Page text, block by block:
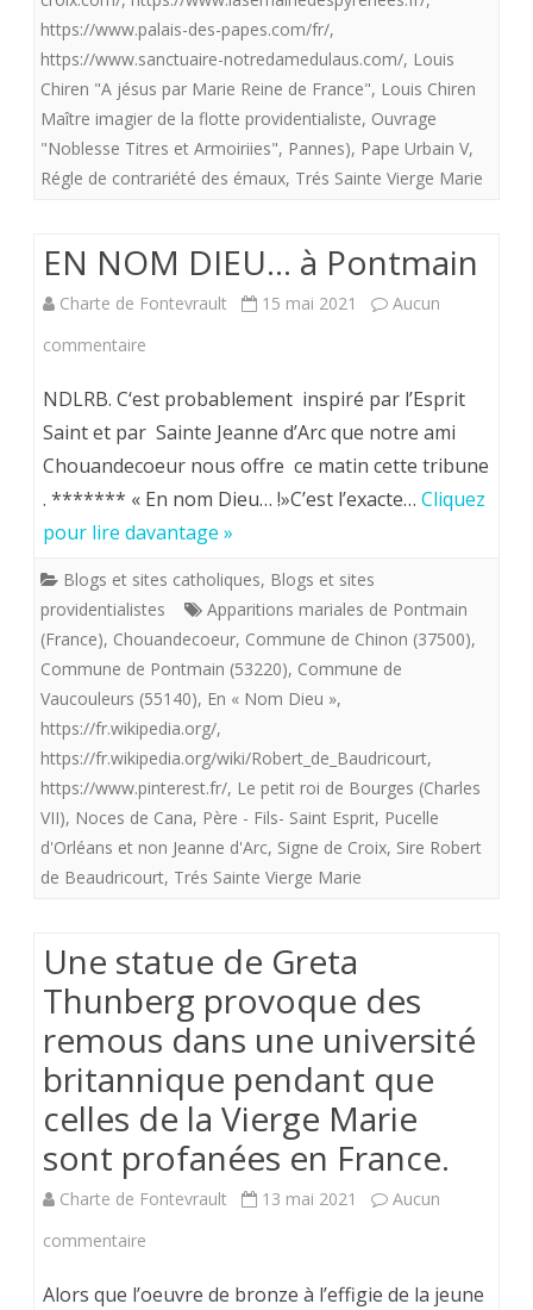
Reine
de
France “
https://www.palais-des-papes.com/fr/,
https://www.sanctuaire-notredamedulaus.com/, Louis
Chiren "A jésus par Marie Reine de France", Louis Chiren
Maître imagier de la flotte providentialiste, Ouvrage
"Noblesse Titres et Armoiriies", Pannes), Pape Urbain V,
Régle de contrariété des émaux, Trés Sainte Vierge Marie
EN NOM DIEU… à Pontmain
Charte de Fontevrault 15 mai 2021
Aucun
commentaire
NOM
DIEU…
à
NDLRB. C‘est probablement inspiré par l’Esprit
Saint et par Sainte Jeanne d’Arc que notre ami
Chouandecoeur nous offre ce matin cette tribune
. ******* « En nom Dieu… !»C’est l’exacte… Cliquez
pour lire davantage »
Blogs et sites catholiques, Blogs et sites
providentialistes
Apparitions mariales de Pontmain
(France), Chouandecoeur, Commune de Chinon (37500),
Commune de Pontmain (53220), Commune de
Vaucouleurs (55140), En « Nom Dieu »,
https://fr.wikipedia.org/,
https://fr.wikipedia.org/wiki/Robert_de_Baudricourt,
https://www.pinterest.fr/, Le petit roi de Bourges (Charles
VII), Noces de Cana, Père - Fils- Saint Esprit, Pucelle
d'Orléans et non Jeanne d'Arc, Signe de Croix, Sire Robert
de Beaudricourt, Trés Sainte Vierge Marie
Une statue de Greta
Thunberg provoque des
remous dans une université
britannique pendant que
celles de la Vierge Marie
sont profanées en France.
Charte de Fontevrault 13 mai 2021
Aucun
commentaire
Alors que l’oeuvre de bronze à l’effigie de la jeune